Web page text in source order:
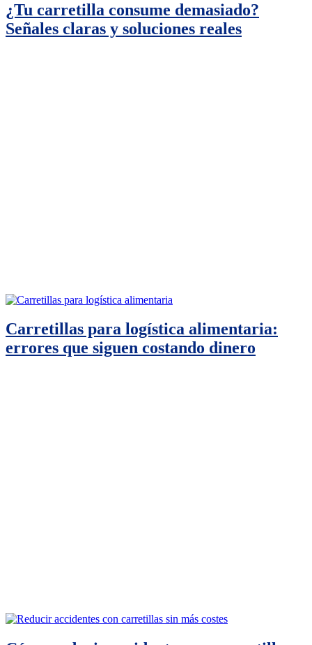
¿Tu carretilla consume demasiado?
Señales claras y soluciones reales
Carretillas para logística alimentaria:
errores que siguen costando dinero